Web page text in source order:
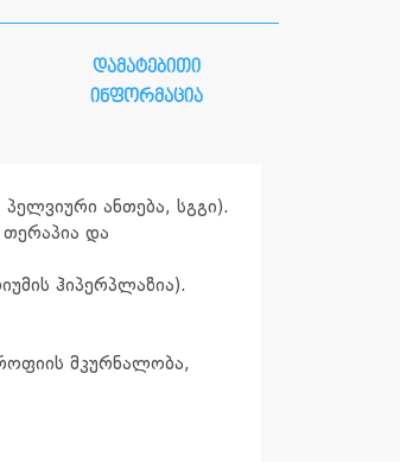
დამატებითი
ინფორმაცია
ანთება, სგგი).
და
ჰიპერპლაზია).
მკურნალობა,